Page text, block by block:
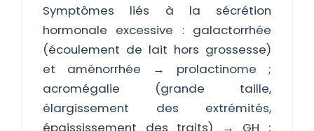
Symptômes liés à la sécrétion
hormonale excessive : galactorrhée
(écoulement de lait hors grossesse)
et aménorrhée → prolactinome ;
acromégalie (grande taille,
élargissement des extrémités,
épaississement des traits) → GH ;